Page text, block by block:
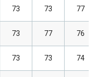
73 73 77
73 77 76
73 73 74